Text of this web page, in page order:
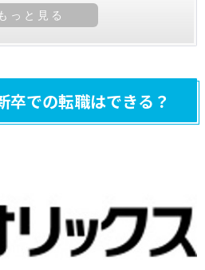
応募する
卒での転職はできる？